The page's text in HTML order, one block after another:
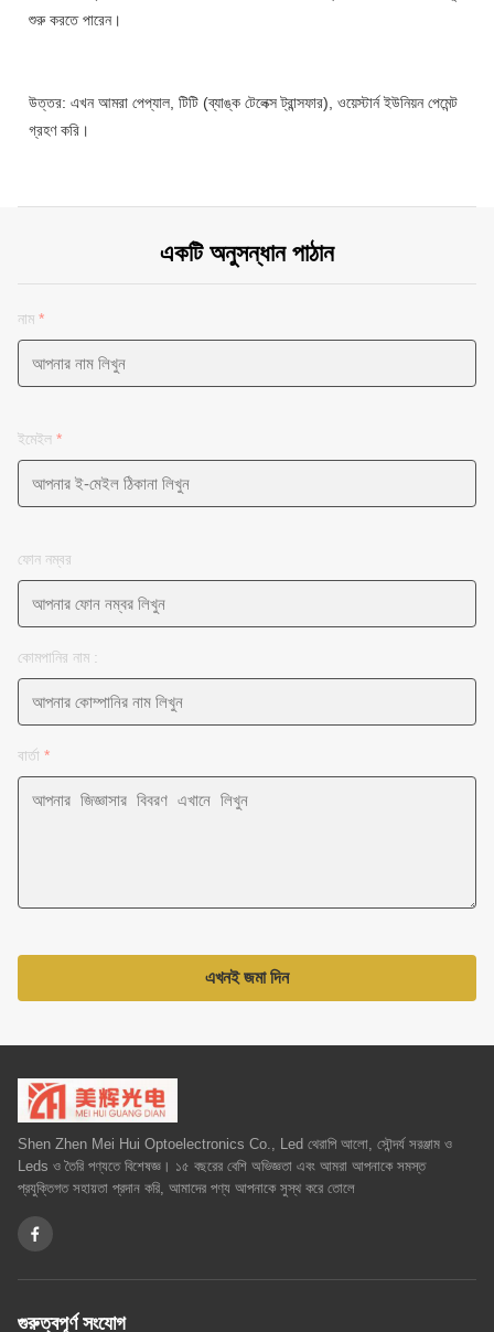
শুরু করতে পারেন।
উত্তর: এখন আমরা পেপ্যাল, টিটি (ব্যাঙ্ক টেলেক্স ট্রান্সফার), ওয়েস্টার্ন ইউনিয়ন পেমেন্ট
গ্রহণ করি।
একটি অনুসন্ধান পাঠান
নাম *
ইমেইল *
ফোন নম্বর
কোমপানির নাম :
বার্তা *
এখনই জমা দিন
Shen Zhen Mei Hui Optoelectronics Co., Led থেরাপি আলো, সৌন্দর্য সরঞ্জাম ও
Leds ও তৈরি পণ্যতে বিশেষজ্ঞ। ১৫ বছরের বেশি অভিজ্ঞতা এবং আমরা আপনাকে সমস্ত
প্রযুক্তিগত সহায়তা প্রদান করি, আমাদের পণ্য আপনাকে সুস্থ করে তোলে
গুরুত্বপূর্ণ সংযোগ